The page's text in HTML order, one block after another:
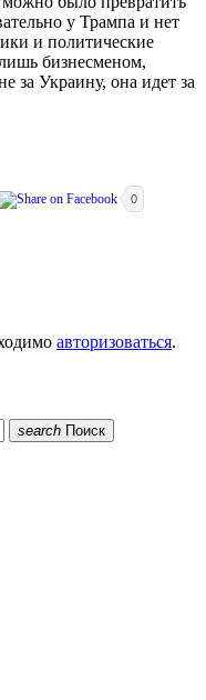
у Трампа и нет
и политические
бизнесменом,
за Украину, она идет за
0
авторизоваться.
search Поиск